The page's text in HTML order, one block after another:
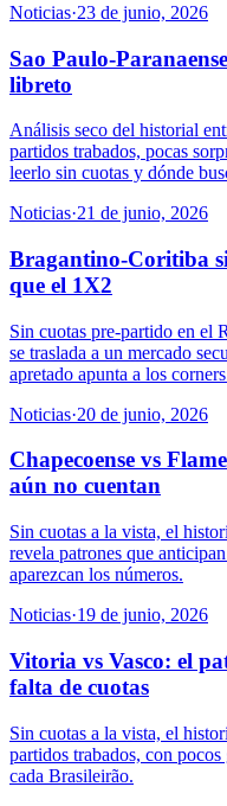
Noticias·23 de junio, 2026
Sao Paulo-
libreto
Análisis seco del historial
partidos trabados, pocas
leerlo sin cuotas y dónde
Noticias·21 de junio, 2026
Bragantino-Coritiba
que el 1X2
Sin cuotas pre-partido en el
se traslada a un mercado
apretado apunta a los
Noticias·20 de junio, 2026
Chapecoense vs
aún no cuentan
Sin cuotas a la vista, el
revela patrones que
aparezcan los números.
Noticias·19 de junio, 2026
Vitoria vs Vasco: el
falta de cuotas
Sin cuotas a la vista, el
partidos trabados, con
cada Brasileirão.